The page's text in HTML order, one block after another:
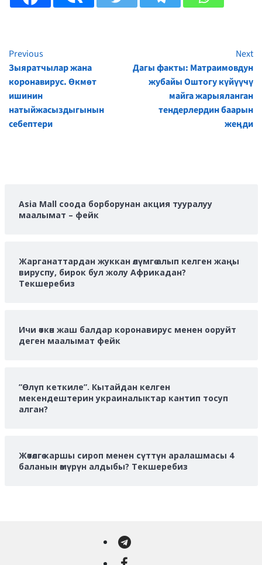
Continue
Reading
Previous
Зыяратчылар жана
коронавирус. Өкмөт
ишинин
натыйжасыздыгынын
себептери
Next
Дагы факты: Матраимовдун
жубайы Оштогу күйүүчү
майга жарыяланган
тендерлердин баарын
жеңди
Asia Mall соода борборунан акция тууралуу
маалымат – фейк
Жарганаттардан жуккан өлүмгө алып келген жаңы
вируспу, бирок бул жолу Африкадан?
Текшеребиз
Ичи өткөн жаш балдар коронавирус менен ооруйт
деген маалымат фейк
”Өлүп кеткиле”. Кытайдан келген
мекендештерин украиналыктар кантип тосуп
алган?
Жөтөлгө каршы сироп менен сүттүн аралашмасы 4
баланын өмүрүн алдыбы? Текшеребиз
Telegram
Facebook